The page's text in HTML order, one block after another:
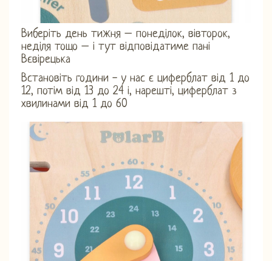
Виберіть день тижня – понеділок, вівторок,
неділя тощо – і тут відповідатиме пані
Вєвірецька
Встановіть години - у нас є циферблат від 1 до
12, потім від 13 до 24 і, нарешті, циферблат з
хвилинами від 1 до 60